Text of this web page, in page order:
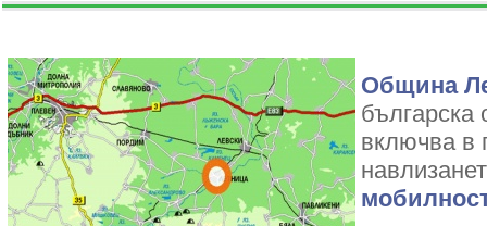
Община
българска
включва в